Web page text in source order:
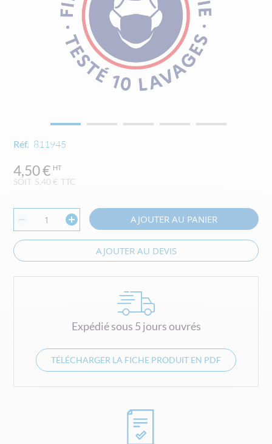
Réf. 811945
SOIT 5,40 € TTC
4,50 €
AJOUTER AU PANIER
AJOUTER AU DEVIS
Expédié sous 5 jours ouvrés
TÉLÉCHARGER LA FICHE PRODUIT EN PDF
Skip
the
beginning